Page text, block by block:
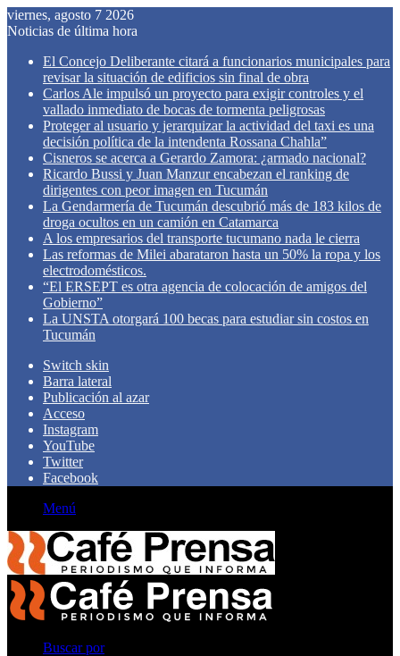
viernes, agosto 7 2026
Noticias de última hora
El Concejo Deliberante citará a funcionarios municipales para
revisar la situación de edificios sin final de obra
Carlos Ale impulsó un proyecto para exigir controles y el
vallado inmediato de bocas de tormenta peligrosas
Proteger al usuario y jerarquizar la actividad del taxi es una
decisión política de la intendenta Rossana Chahla”
Cisneros se acerca a Gerardo Zamora: ¿armado nacional?
Ricardo Bussi y Juan Manzur encabezan el ranking de
dirigentes con peor imagen en Tucumán
La Gendarmería de Tucumán descubrió más de 183 kilos de
droga ocultos en un camión en Catamarca
A los empresarios del transporte tucumano nada le cierra
Las reformas de Milei abarataron hasta un 50% la ropa y los
electrodomésticos.
“El ERSEPT es otra agencia de colocación de amigos del
Gobierno”
La UNSTA otorgará 100 becas para estudiar sin costos en
Tucumán
Switch skin
Barra lateral
Publicación al azar
Acceso
Instagram
YouTube
Twitter
Facebook
Menú
Buscar por